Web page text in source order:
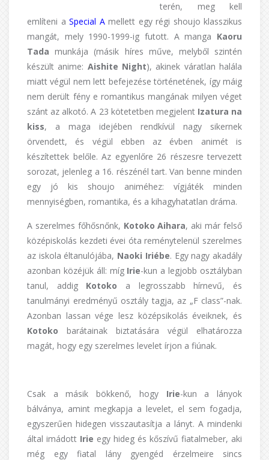
terén, meg kell
említeni a Special Amellett egy régi shoujo klasszikus
mangát, mely 1990-1999-ig futott. A manga Kaoru
Tada munkája (másik híres műve, melyből szintén
készült anime: Aishite Night), akinek váratlan halála
miatt végül nem lett befejezése történetének, így máig
nem derült fény e romantikus mangának milyen véget
szánt az alkotó. A 23 kötetetben megjelent Izatura na
kiss, a maga idejében rendkívül nagy sikernek
örvendett, és végül ebben az évben animét is
készítettek belőle. Az egyenlőre 26 részesre tervezett
sorozat, jelenleg a 16. részénél tart. Van benne minden
egy jó kis shoujo animéhez: vígjáték minden
mennyiségben, romantika, és a kihagyhatatlan dráma.
A szerelmes főhősnőnk, Kotoko Aihara, aki már felső
középiskolás kezdeti évei óta reménytelenül szerelmes
az iskola éltanulójába, Naoki Iriébe. Egy nagy akadály
azonban közéjük áll: míg Irie-kun a legjobb osztályban
tanul, addig Kotoko a legrosszabb hírnevű, és
tanulmányi eredményű osztály tagja, az „F class”-nak.
Azonban lassan vége lesz középsikolás éveiknek, és
Kotoko barátainak biztatására végül elhatározza
magát, hogy egy szerelmes levelet írjon a fiúnak.
Csak a másik bökkenő, hogy Irie-kun a lányok
bálványa, amint megkapja a levelet, el sem fogadja,
egyszerűen hidegen visszautasítja a lányt. A mindenki
által imádott Irie egy hideg és kőszívű fiatalmeber, aki
még egy fiatal lány gyengéd érzelmeire sincs